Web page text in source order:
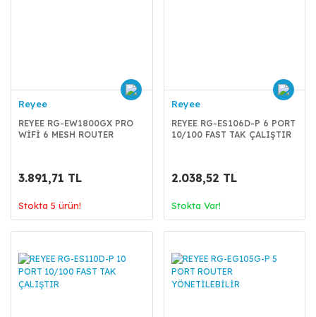
Reyee
REYEE RG-EW1800GX PRO
WİFİ 6 MESH ROUTER
3.891,71 TL
Stokta 5 ürün!
Reyee
REYEE RG-ES106D-P 6 PORT
10/100 FAST TAK ÇALIŞTIR
2.038,52 TL
Stokta Var!